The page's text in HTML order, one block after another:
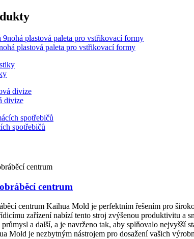
plastová paleta pro vstřikovací formy
divize
spotřebičů
centrum
centrum Kaihua Mold je perfektním řešením pro
zařízení nabízí tento stroj zvýšenou produktivitu a
a další, a je navrženo tak, aby splňovalo
Mold je nezbytným nástrojem pro dosažení vašich